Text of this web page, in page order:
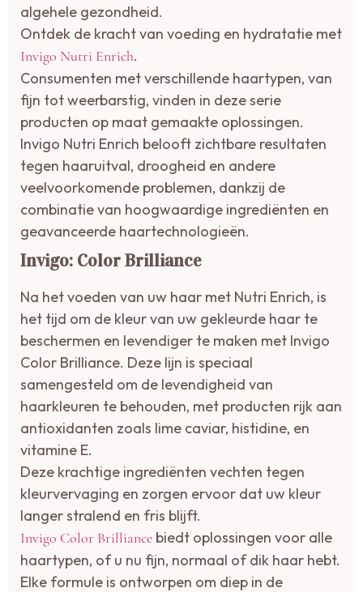
algehele gezondheid.
Ontdek de kracht van voeding en hydratatie met
Invigo Nutri Enrich.
Consumenten met verschillende haartypen, van
fijn tot weerbarstig, vinden in deze serie
producten op maat gemaakte oplossingen.
Invigo Nutri Enrich belooft zichtbare resultaten
tegen haaruitval, droogheid en andere
veelvoorkomende problemen, dankzij de
combinatie van hoogwaardige ingrediënten en
geavanceerde haartechnologieën.
Invigo: Color Brilliance
Na het voeden van uw haar met Nutri Enrich, is
het tijd om de kleur van uw gekleurde haar te
beschermen en levendiger te maken met Invigo
Color Brilliance. Deze lijn is speciaal
samengesteld om de levendigheid van
haarkleuren te behouden, met producten rijk aan
antioxidanten zoals lime caviar, histidine, en
vitamine E.
Deze krachtige ingrediënten vechten tegen
kleurvervaging en zorgen ervoor dat uw kleur
langer stralend en fris blijft.
Invigo Color Brilliance biedt oplossingen voor alle
haartypen, of u nu fijn, normaal of dik haar hebt.
Elke formule is ontworpen om diep in de